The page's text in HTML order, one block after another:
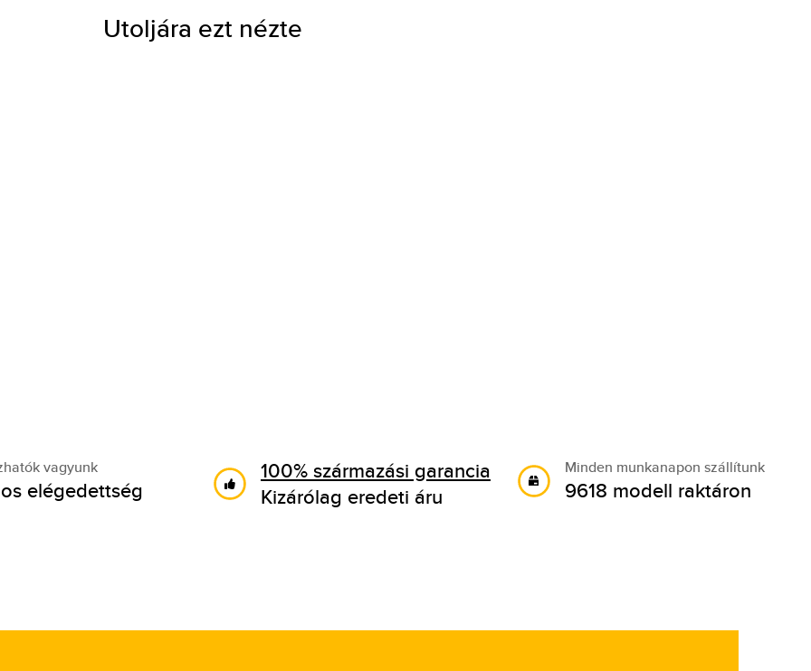
Utoljára ezt nézte
vagyunk
elégedettség
100% származási garancia
Kizárólag eredeti áru
Minden munkanapon szállítunk
9618 modell raktáron